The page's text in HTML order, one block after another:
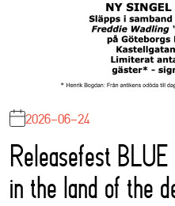
2026-06-24
Releasefest
in the land of the